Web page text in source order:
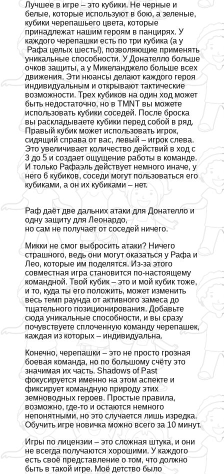
Лучшее в игре – это кубики. Не черные и
белые, которые используют в бою, а зеленые,
кубики черепашьего цвета, которые
принадлежат нашим героям в панцирях. У
каждого черепашки есть по три кубика (а у
Рафа целых шесть!), позволяющие применять
уникальные способности. У Донателло больше
очков защиты, а у Микеланджело больше всех
движения. Эти нюансы делают каждого героя
индивидуальным и открывают тактические
возможности. Трех кубиков на один ход может
быть недостаточно, но в TMNT вы можете
использовать кубики соседей. После броска
вы раскладываете кубики перед собой в ряд.
Правый кубик может использовать игрок,
сидящий справа от вас, левый – игрок слева.
Это увеличивает количество действий в ход с
3 до 5 и создает ощущение работы в комaнде.
И только Рафаэль действует немного иначе, у
него 6 кубиков, соседи могут пользоваться его
кубиками, а он их кубиками – нет.
Раф даёт две дальних атаки для Донателло и
одну защиту для Леонардо,
но сам не получает от соседей ничего.
Микки не смог выбросить атаки? Ничего
страшного, ведь они могут оказаться у Рафа и
Лео, которые им поделятся. Из-за этого
совместная игра становится по-настоящему
комaндной. Твой кубик – это и мой кубик тоже,
и то, куда ты его положить, может изменить
весь темп раунда от активного замеса до
тщательного позиционирования. Добавьте
сюда уникальные способности, и вы сразу
почувствуете сплоченную комaнду черепашек,
каждая из которых – индивидуальна.
Конечно, черепашки – это не просто грозная
боевая комaнда, но по большому счёту это
значимая их часть. Shadows of Past
фокусируется именно на этом аспекте и
фиксирует комaндную природу этих
земноводных героев. Простые правила,
возможно, где-то и остаются немного
непонятными, но это случается лишь изредка.
Обучить игре новичка можно всего за 10 минут.
Игры по лицензии – это сложная штука, и они
не всегда получаются хорошими. У каждого
есть своё представление о том, что должно
быть в такой игре. Моё детство было